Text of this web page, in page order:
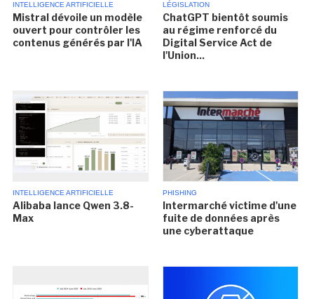
INTELLIGENCE ARTIFICIELLE
Mistral dévoile un modèle
ouvert pour contrôler les
contenus générés par l'IA
LÉGISLATION
ChatGPT bientôt soumis
au régime renforcé du
Digital Service Act de
l'Union...
INTELLIGENCE ARTIFICIELLE
Alibaba lance Qwen 3.8-
Max
PHISHING
Intermarché victime d'une
fuite de données après
une cyberattaque